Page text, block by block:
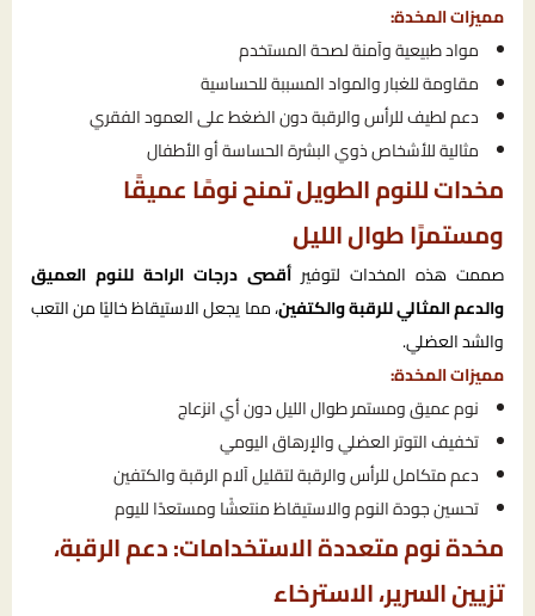
مميزات المخدة:
مواد طبيعية وآمنة لصحة المستخدم
مقاومة للغبار والمواد المسببة للحساسية
دعم لطيف للرأس والرقبة دون الضغط على العمود الفقري
مثالية للأشخاص ذوي البشرة الحساسة أو الأطفال
مخدات للنوم الطويل تمنح نومًا عميقًا
ومستمرًا طوال الليل
صممت هذه المخدات لتوفير أقصى درجات الراحة للنوم العميق
والدعم المثالي للرقبة والكتفين، مما يجعل الاستيقاظ خاليًا من التعب
والشد العضلي.
مميزات المخدة:
نوم عميق ومستمر طوال الليل دون أي انزعاج
تخفيف التوتر العضلي والإرهاق اليومي
دعم متكامل للرأس والرقبة لتقليل آلام الرقبة والكتفين
تحسين جودة النوم والاستيقاظ منتعشًا ومستعدًا لليوم
مخدة نوم متعددة الاستخدامات: دعم الرقبة،
تزيين السرير، الاسترخاء